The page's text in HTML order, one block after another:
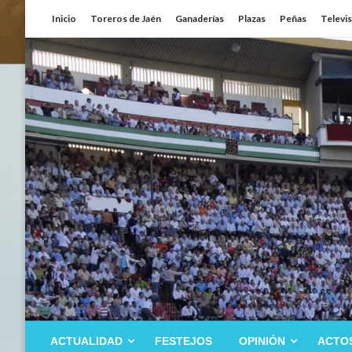
contenido
Inicio Toreros de Jaén Ganaderías Plazas Peñas
ACTUALIDAD FESTEJOS OPINIÓN